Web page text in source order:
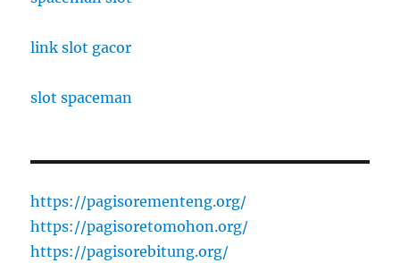
link slot gacor
slot spaceman
https://pagisorementeng.org/
https://pagisoretomohon.org/
https://pagisorebitung.org/